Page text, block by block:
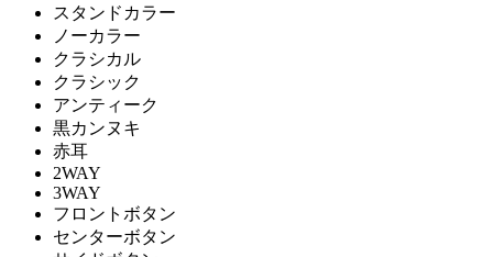
スタンドカラー
ノーカラー
クラシカル
クラシック
アンティーク
黒カンヌキ
赤耳
2WAY
3WAY
フロントボタン
センターボタン